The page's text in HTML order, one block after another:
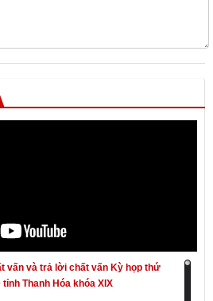
vấn và trả lời chất vấn Kỳ họp thứ
Thanh Hóa khóa XIX